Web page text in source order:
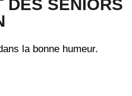
DES SENIORS
la bonne humeur.